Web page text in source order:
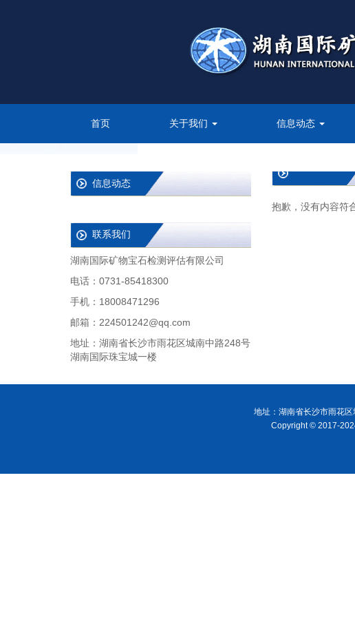
首页 关于我们 信息动态
抱歉，没有内容符
信息动态
联系我们
湖南国际矿物宝石检测评估有限公司
电话：0731-85418300
手机：18008471296
邮箱：224501242@qq.com
地址：湖南省长沙市雨花区城南中路248号
湖南国际珠宝城一楼
地址：湖南省长沙市雨花
Copyright © 2017-